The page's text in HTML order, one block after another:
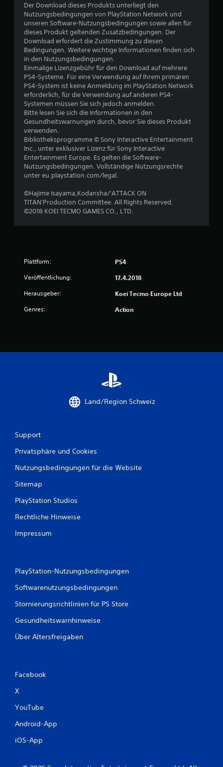
6
v
o
t
n
u
1
Der Download dieses Produkts unterliegt den
Nutzungsbedingungen von PlayStation Network und
unseren Software-Nutzungsbedingungen sowie allen für
dieses Produkt geltenden Zusatzbedingungen. Der
Download erfordert die Zustimmung zu diesen
Bedingungen. Weitere wichtige Informationen finden sich
in den Nutzungsbedingungen.
Einmalige Lizenzgebühr für den Download auf mehrere
PS4-Systeme. Für eine Verwendung auf Ihrem primären
PS4-System ist keine Anmeldung im PlayStation Network
erforderlich, für die Verwendung auf anderen PS4-
Systemen müssen Sie sich jedoch anmelden.
Bitte lesen Sie sich die Informationen in den
Gesundheitswarnungen durch, bevor Sie dieses Produkt
verwenden.
Bibliotheksprogramme © Sony Interactive Entertainment
Inc., unter exklusiver Lizenz für Sony Interactive
Entertainment Europe. Es gelten die Software-
Nutzungsbedingungen. Vollständige Nutzungsrechte
unter eu.playstation.com/legal.
©Hajime Isayama,Kodansha/'ATTACK ON
TITAN'Production Committee. All Rights Reserved.
©2018 KOEI TECMO GAMES CO., LTD.
Plattform: PS4
Veröffentlichung: 17.4.2018
Herausgeber: Koei Tecmo Europe Ltd
Genres: Action
Land/Region Schweiz
Support
Privatsphäre und Cookies
Nutzungsbedingungen für die Website
Sitemap
PlayStation Studios
Rechtliche Hinweise
Impressum
PlayStation-Nutzungsbedingungen
Softwarenutzungsbedingungen
Stornierungsrichtlinien für PS Store
Gesundheitswarnhinweise
Über Altersfreigaben
Facebook
X
YouTube
Android-App
iOS-App